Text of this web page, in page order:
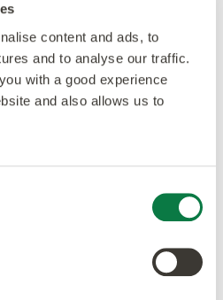
content and ads, to
and to analyse our traffic.
with a good experience
and also allows us to
Elite